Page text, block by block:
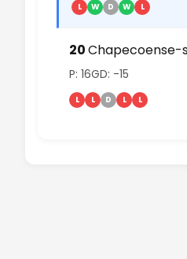
L W D W L
20Chapecoense-
P: 16GD: -15
L L D L L